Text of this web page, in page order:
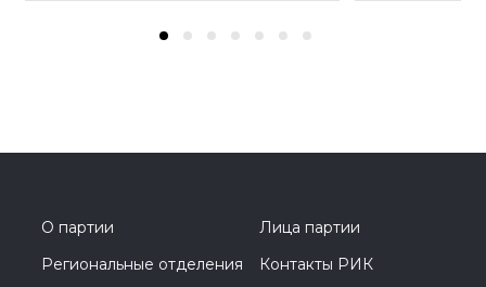
О партии
Лица партии
Региональные отделения
Контакты РИК